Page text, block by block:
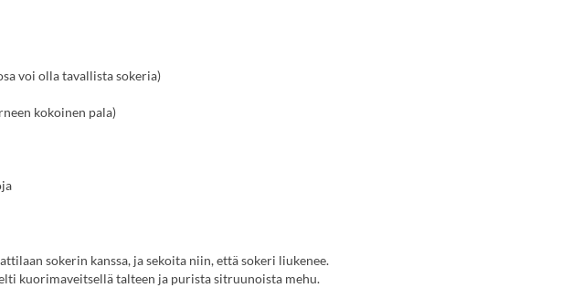
voi olla tavallista sokeria)
kokoinen pala)
sokerin kanssa, ja sekoita niin, että sokeri liukenee.
kuorimaveitsellä talteen ja purista sitruunoista mehu.